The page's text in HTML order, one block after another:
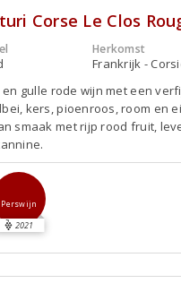
Corse Le Clos
Herkomst
Frankrijk -
gulle rode wijn met een
kers, pioenroos, room en
smaak met rijp rood fruit,
Perswijn
2021